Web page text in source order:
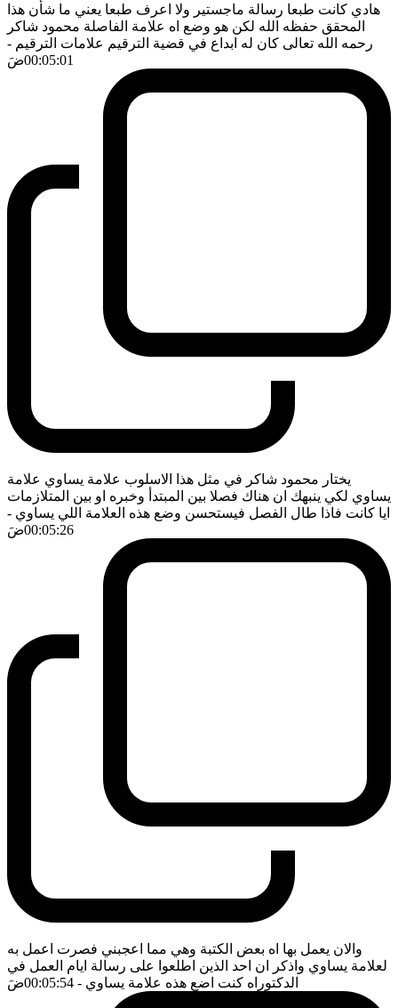
هادي كانت طبعا رسالة ماجستير ولا اعرف طبعا يعني ما شأن هذا
المحقق حفظه الله لكن هو وضع اه علامة الفاصلة محمود شاكر
رحمه الله تعالى كان له ابداع في قضية الترقيم علامات الترقيم -
00:05:01ضَ
يختار محمود شاكر في مثل هذا الاسلوب علامة يساوي علامة
يساوي لكي ينبهك ان هناك فصلا بين المبتدأ وخبره او بين المتلازمات
ايا كانت فاذا طال الفصل فيستحسن وضع هذه العلامة اللي يساوي -
00:05:26ضَ
والان يعمل بها اه بعض الكتبة وهي مما اعجبني فصرت اعمل به
لعلامة يساوي واذكر ان احد الذين اطلعوا على رسالة ايام العمل في
الدكتوراه كنت اضع هذه علامة يساوي - 00:05:54 ضَ